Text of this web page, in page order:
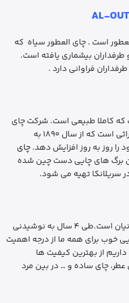
است . چای العطور سیاه که
بیشماری یافته است.
فراوانی دارد .
که کاملا طبیعی است. شرکت چای
العطور نیز در همان کشور قرار دارد. میراثی است که از سال 1890 به
را روز به روز افزایش دهد.چای
برگ های چایی دست چین شده
سریلانکا تهیه می شود.
چای محبوب ترین نوشیدنی در بین ایرانیان است.طی 4 سال به نوشیدنی
خوب برای همه ما از درجه اهمیت
از بهترین کیفیت ها
چای ساده و … در بین مرد